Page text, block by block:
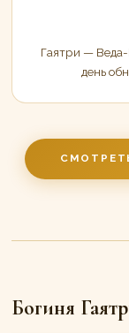
Гаятри — Веда-
день
Богиня